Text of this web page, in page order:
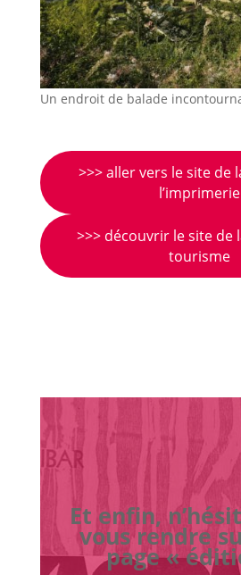
Un endroit de balade
>>> aller vers le site de
l’imprimerie
>>> découvrir le site de
tourisme
Et enfin,
vous rendre
page «